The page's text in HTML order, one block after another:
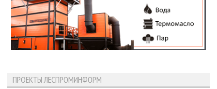
ПРОЕКТЫ ЛЕСПРОМИНФОРМ